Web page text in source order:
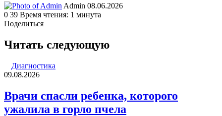
Admin Send
an
08.06.2026
0 39 Время чтения: 1 минута
Поделиться
через
электронную
Читать следующую
Диагностика
09.08.2026
Врачи спасли ребенка, которого
ужалила в горло пчела